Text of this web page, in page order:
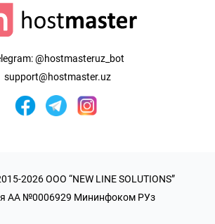
@hostmasteruz_bot
support@hostmaster.uz
2026 OOO “NEW LINE SOLUTIONS”
AA №0006929 Мининфоком РУз